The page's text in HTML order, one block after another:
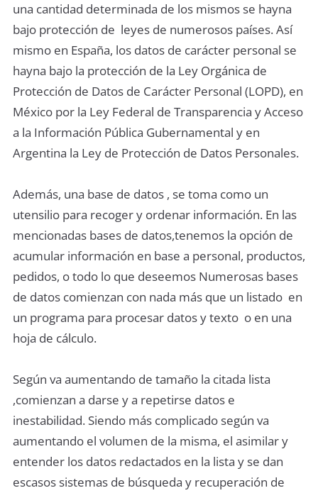
una cantidad determinada de los mismos se hayna
bajo protección de leyes de numerosos países. Así
mismo en España, los datos de carácter personal se
hayna bajo la protección de la Ley Orgánica de
Protección de Datos de Carácter Personal (LOPD), en
México por la Ley Federal de Transparencia y Acceso
a la Información Pública Gubernamental y en
Argentina la Ley de Protección de Datos Personales.
Además, una base de datos , se toma como un
utensilio para recoger y ordenar información. En las
mencionadas bases de datos,tenemos la opción de
acumular información en base a personal, productos,
pedidos, o todo lo que deseemos Numerosas bases
de datos comienzan con nada más que un listado en
un programa para procesar datos y texto o en una
hoja de cálculo.
Según va aumentando de tamaño la citada lista
,comienzan a darse y a repetirse datos e
inestabilidad. Siendo más complicado según va
aumentando el volumen de la misma, el asimilar y
entender los datos redactados en la lista y se dan
escasos sistemas de búsqueda y recuperación de